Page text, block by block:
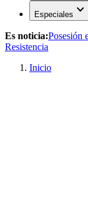
Especiales expand_more
Es noticia:Posesión
Resistencia
Inicio